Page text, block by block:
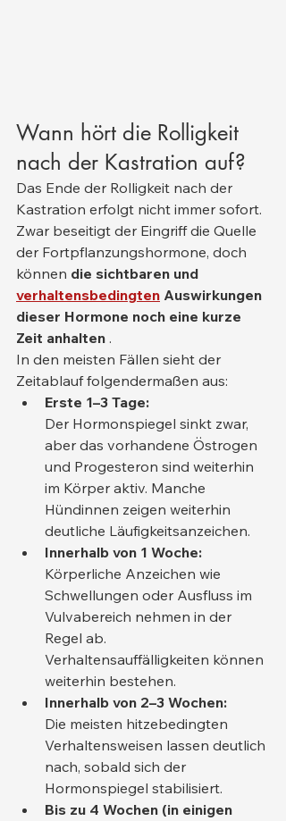
Wann hört die Rolligkeit
nach der Kastration auf?
Das Ende der Rolligkeit nach der
Kastration erfolgt nicht immer sofort.
Zwar beseitigt der Eingriff die Quelle
der Fortpflanzungshormone, doch
können die sichtbaren und
verhaltensbedingten Auswirkungen
dieser Hormone noch eine kurze
Zeit anhalten .
In den meisten Fällen sieht der
Zeitablauf folgendermaßen aus:
Erste 1–3 Tage:
Der Hormonspiegel sinkt zwar,
aber das vorhandene Östrogen
und Progesteron sind weiterhin
im Körper aktiv. Manche
Hündinnen zeigen weiterhin
deutliche Läufigkeitsanzeichen.
Innerhalb von 1 Woche:
Körperliche Anzeichen wie
Schwellungen oder Ausfluss im
Vulvabereich nehmen in der
Regel ab.
Verhaltensauffälligkeiten können
weiterhin bestehen.
Innerhalb von 2–3 Wochen:
Die meisten hitzebedingten
Verhaltensweisen lassen deutlich
nach, sobald sich der
Hormonspiegel stabilisiert.
Bis zu 4 Wochen (in einigen